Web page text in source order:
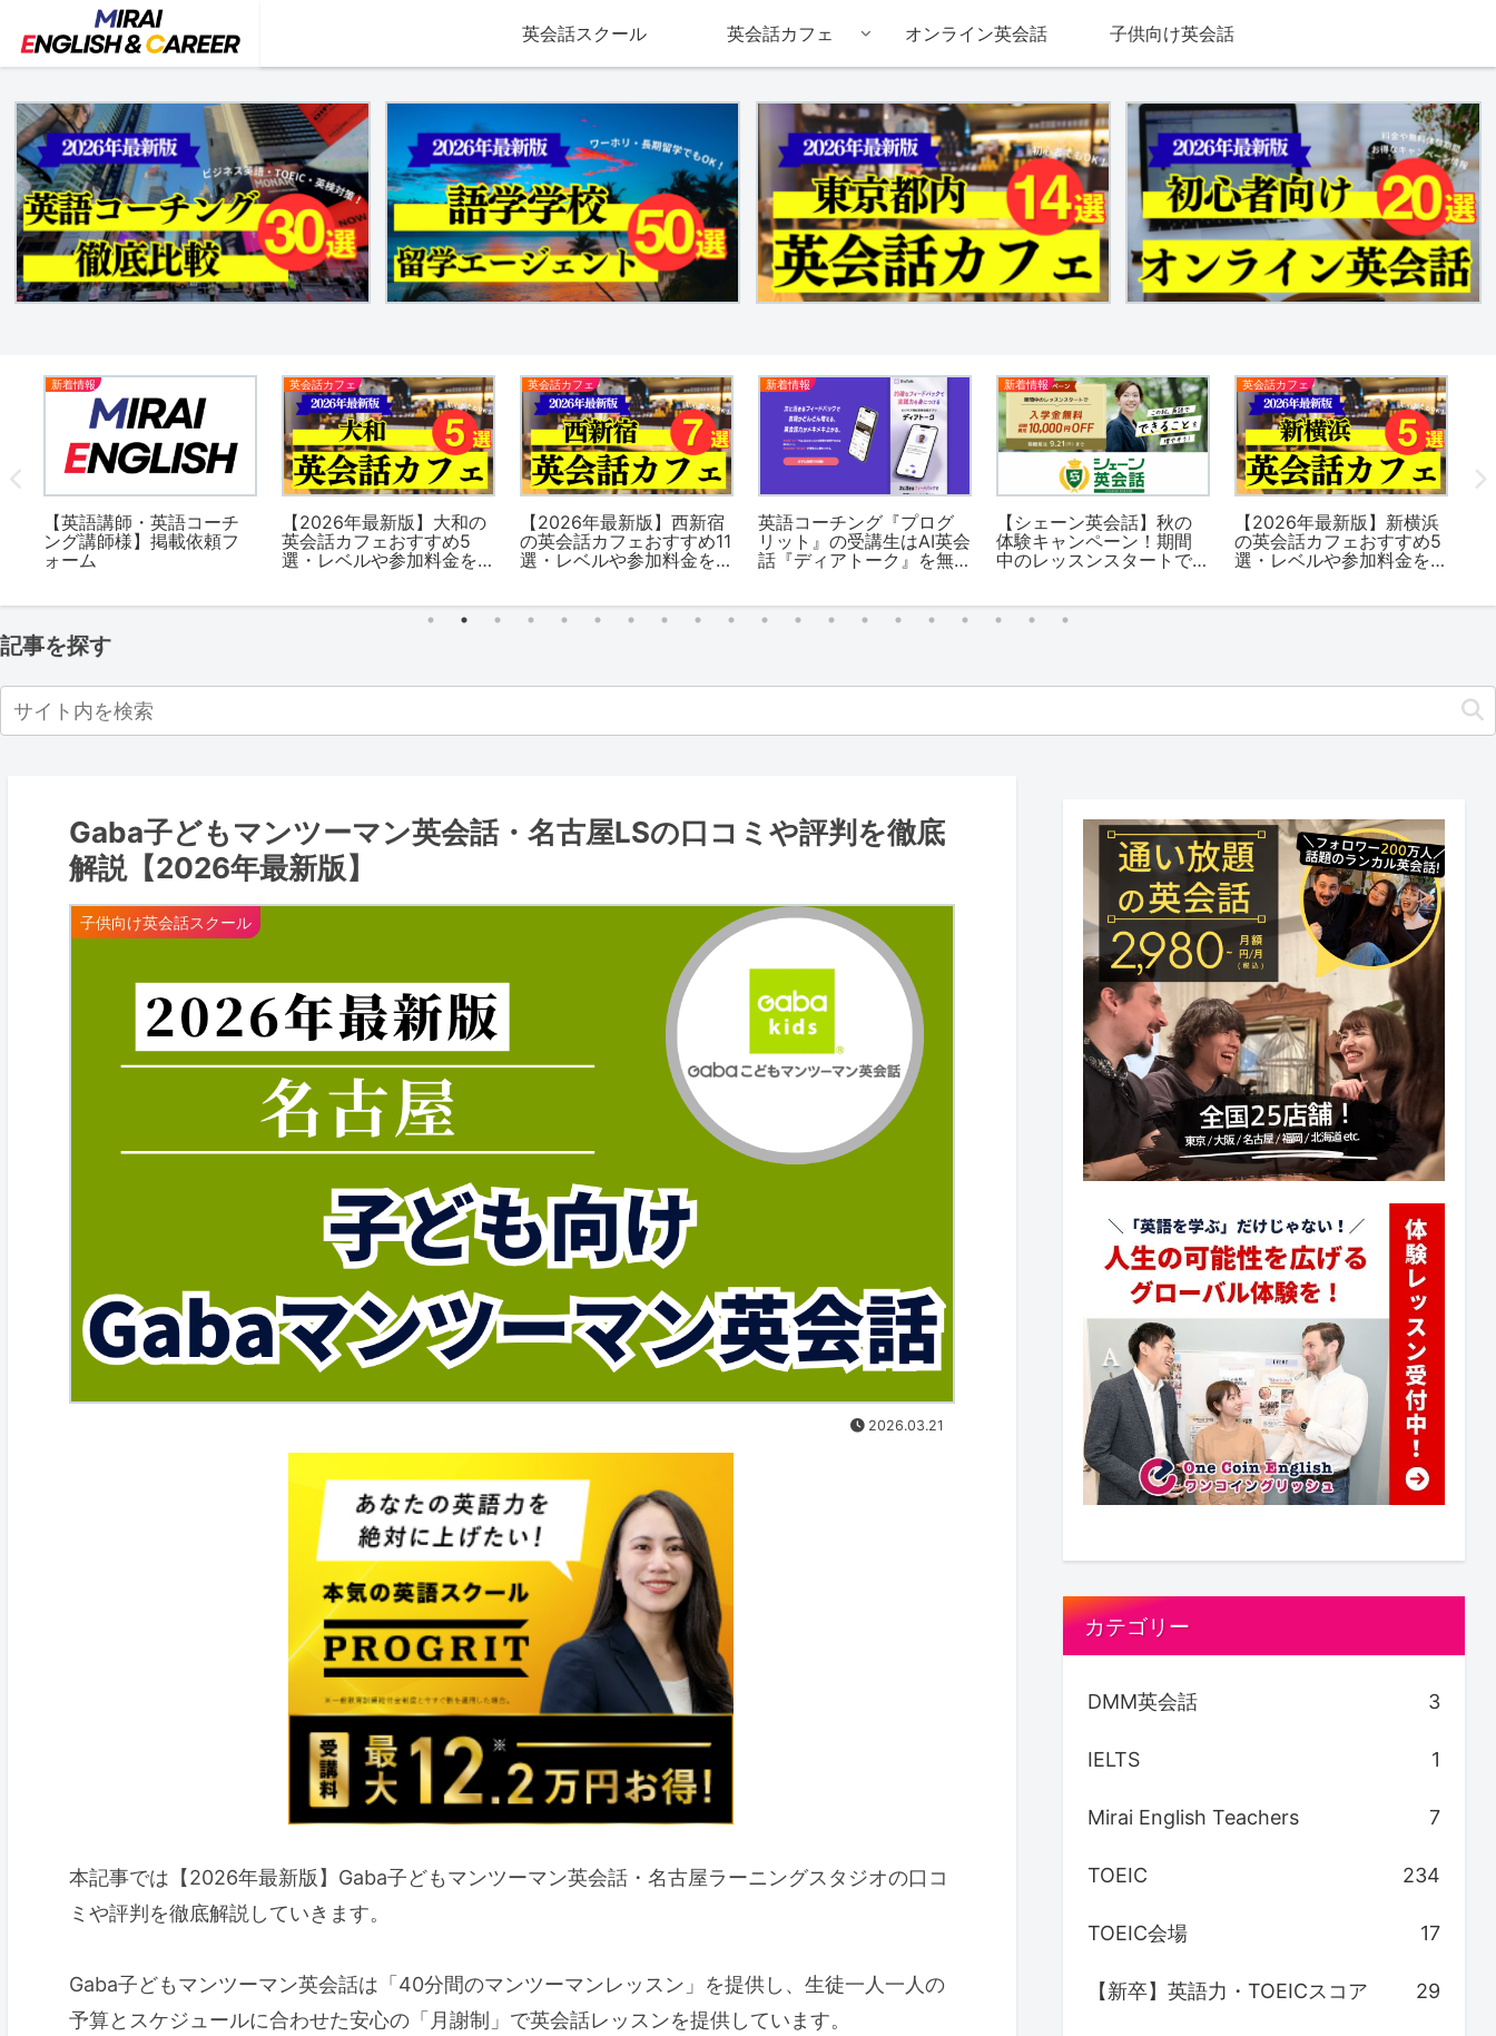
英会話スクール 英会話カフェ オンライン英会話 子供向け英会話
新着情報
【英語講師・英語コーチ
ング講師様】掲載依頼フ
ォーム
英会話カフェ
【2026年最新版】大和の
英会話カフェおすすめ5
選・レベルや参加料金を
英会話カフェ
【2026年最新版】西新宿
の英会話カフェおすすめ11
選・レベルや参加料金を
新着情報
英語コーチング『プログ
リット』の受講生はAI英会
話『ディアトーク』を無
新着情報
【シェーン英会話】秋の
体験キャンペーン！期間
中のレッスンスタートで
で
英会話カフェ
【2026年最新版】新横浜
の英会話カフェおすすめ5
選・レベルや参加料金を
記事を探す
Gaba子どもマンツーマン英会話・名古屋LSの口コミや評判を徹底
解説【2026年最新版】
子供向け英会話スクール
2026.03.21
本記事では【2026年最新版】Gaba子どもマンツーマン英会話・名古屋ラーニングスタジオの口コ
ミや評判を徹底解説していきます。
Gaba子どもマンツーマン英会話は「40分間のマンツーマンレッスン」を提供し、生徒一人一人の
予算とスケジュールに合わせた安心の「月謝制」で英会話レッスンを提供しています。
カテゴリー
DMM英会話 3
IELTS 1
Mirai English Teachers 7
TOEIC 234
TOEIC会場 17
【新卒】英語力・TOEICスコア 29